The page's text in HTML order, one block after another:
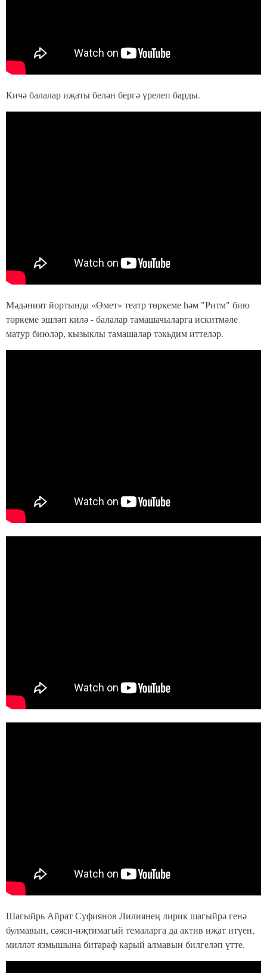
Кичә балалар иҗаты белән бергә үрелеп барды.
Мәдәният йортында «Өмет» театр төркеме һәм "Ритм" бию
төркеме эшләп килә - балалар тамашачыларга искитмәле
матур биюләр, кызыклы тамашалар тәкьдим иттеләр.
Шагыйрь Айрат Суфиянов Лилиянең лирик шагыйрә генә
булмавын, сәяси-иҗтимагый темаларга да актив иҗат итүен,
милләт язмышына битараф карый алмавын билгеләп үтте.